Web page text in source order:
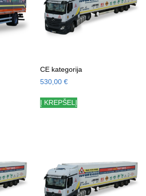
CE kategorija
530,00 €
Į KREPŠELĮ